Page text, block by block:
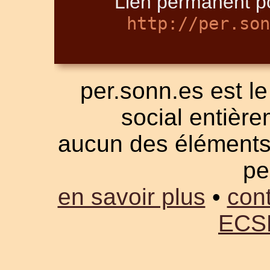
http://
per.sonn.es est
social
aucun des
en savoir plus •